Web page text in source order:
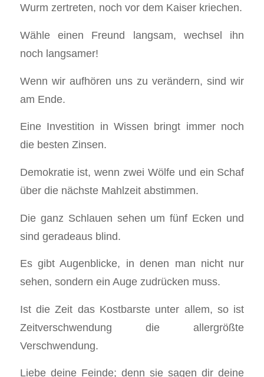
Wurm zertreten, noch vor dem Kaiser kriechen.
Wähle einen Freund langsam, wechsel ihn
noch langsamer!
Wenn wir aufhören uns zu verändern, sind wir
am Ende.
Eine Investition in Wissen bringt immer noch
die besten Zinsen.
Demokratie ist, wenn zwei Wölfe und ein Schaf
über die nächste Mahlzeit abstimmen.
Die ganz Schlauen sehen um fünf Ecken und
sind geradeaus blind.
Es gibt Augenblicke, in denen man nicht nur
sehen, sondern ein Auge zudrücken muss.
Ist die Zeit das Kostbarste unter allem, so ist
Zeitverschwendung die allergrößte
Verschwendung.
Liebe deine Feinde; denn sie sagen dir deine